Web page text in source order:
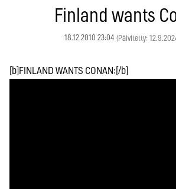
Finland wants
18.12.2010 23:04 (Päivitetty:
[b]FINLAND WANTS CONAN:[/b]